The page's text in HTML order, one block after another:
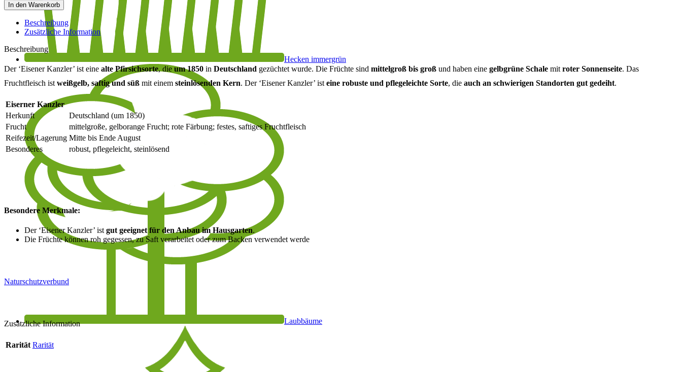
Hecken immergrün
Laubbäume
In den Warenkorb
Beschreibung
Zusätzliche Information
Beschreibung
Der ‘Eisener Kanzler’ ist eine alte Pfirsichsorte, dieum 1850 in Deutschland gezüchtet wurde. Die Früchte sind mittelgroß bis groß und haben eine gelbgrüne Schale mit roter Sonnenseite. Das
Fruchtfleisch ist weißgelb, saftig und süß mit einem steinlösenden Kern. Der ‘Eisener Kanzler’ ist eine robuste und pflegeleichte Sorte, die auch an schwierigen Standorten gut gedeiht.
Eiserner Kanzler
Herkunft
Deutschland (um 1850)
Frucht
mittelgroße, gelborange Frucht; rote Färbung; festes, saftiges Fruchtfleisch
Reifezeit/Lagerung Mitte bis Ende August
Besonderes
robust, pflegeleicht, steinlösend
Besondere Merkmale:
Der ‘Eisener Kanzler’ ist gut geeignet für den Anbau im Hausgarten.
Die Früchte können roh gegessen, zu Saft verarbeitet oder zum Backen verwendet werde
Naturschutzverbund
Zusätzliche Information
Rarität Rarität